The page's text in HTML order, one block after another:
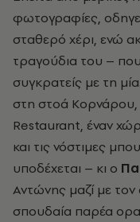
φωτογραφίες,
σταθερό χέρι, ενώ
τραγούδια του –
συγκρατείς με τη
στη στοά
Restaurant, έναν
και τις νόστιμες
υποδέχεται – κι ο
Αντώνης μαζί με
σπουδαία παρέα